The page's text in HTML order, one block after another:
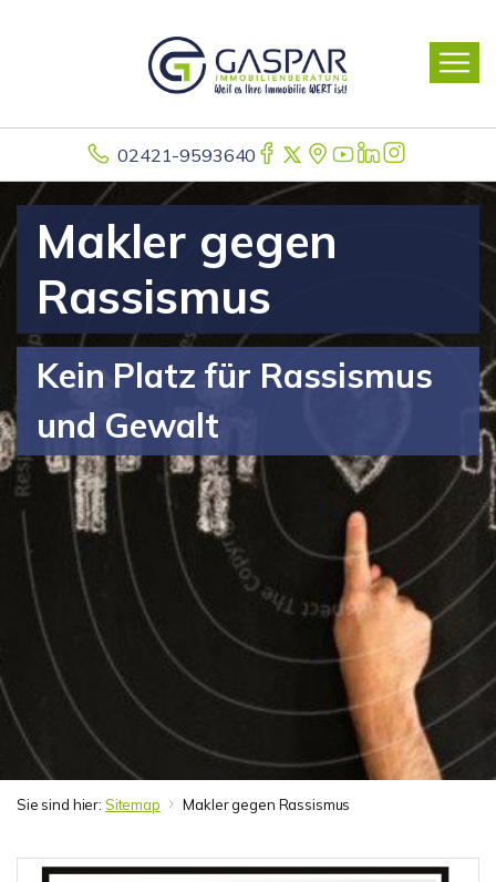
02421-9593640
Makler gegen
Rassismus
Kein Platz für Rassismus
und Gewalt
Sie sind hier: Sitemap Makler gegen Rassismus